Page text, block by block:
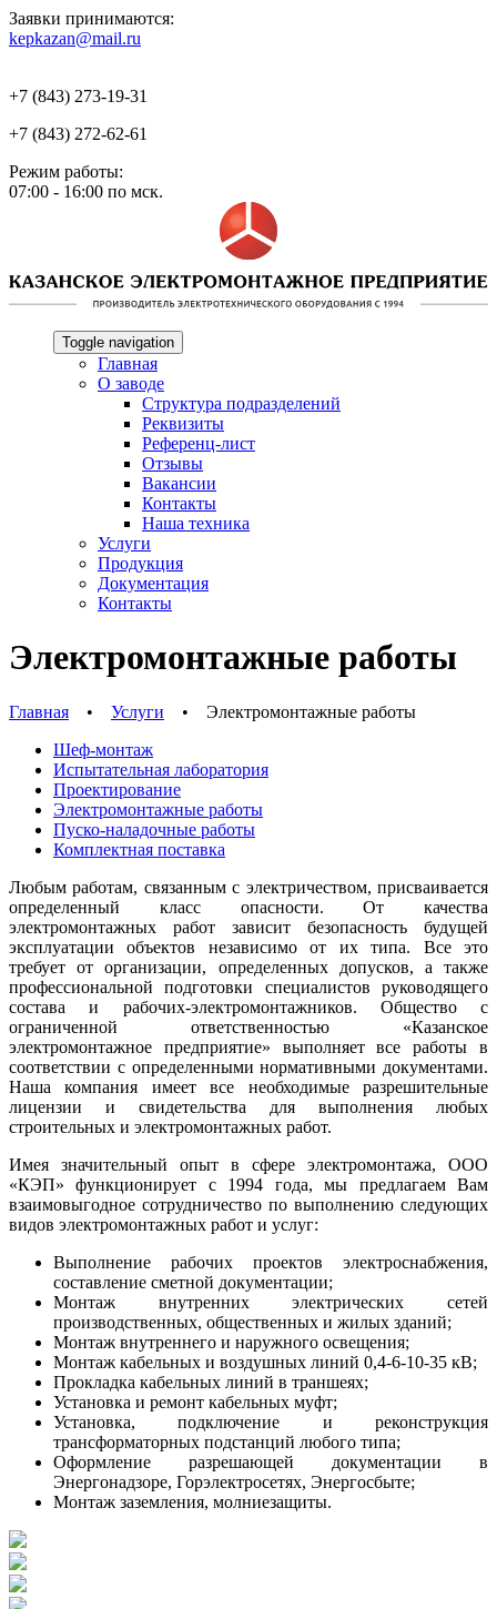
Заявки принимаются:
kepkazan@mail.ru
+7 (843) 273-19-31
+7 (843) 272-62-61
Режим работы:
07:00 - 16:00 по мск.
Toggle navigation
Главная
О заводе
Структура подразделений
Реквизиты
Референц-лист
Отзывы
Вакансии
Контакты
Наша техника
Услуги
Продукция
Документация
Контакты
Электромонтажные работы
Главная • Услуги • Электромонтажные работы
Шеф-монтаж
Испытательная лаборатория
Проектирование
Электромонтажные работы
Пуско-наладочные работы
Комплектная поставка
Любым работам, связанным с электричеством, присваивается
определенный класс опасности. От качества
электромонтажных работ зависит безопасность будущей
эксплуатации объектов независимо от их типа. Все это
требует от организации, определенных допусков, а также
профессиональной подготовки специалистов руководящего
состава и рабочих-электромонтажников. Общество с
ограниченной ответственностью «Казанское
электромонтажное предприятие» выполняет все работы в
соответствии с определенными нормативными документами.
Наша компания имеет все необходимые разрешительные
лицензии и свидетельства для выполнения любых
строительных и электромонтажных работ.
Имея значительный опыт в сфере электромонтажа, ООО
«КЭП» функционирует с 1994 года, мы предлагаем Вам
взаимовыгодное сотрудничество по выполнению следующих
видов электромонтажных работ и услуг:
Выполнение рабочих проектов электроснабжения,
составление сметной документации;
Монтаж внутренних электрических сетей
производственных, общественных и жилых зданий;
Монтаж внутреннего и наружного освещения;
Монтаж кабельных и воздушных линий 0,4-6-10-35 кВ;
Прокладка кабельных линий в траншеях;
Установка и ремонт кабельных муфт;
Установка, подключение и реконструкция
трансформаторных подстанций любого типа;
Оформление разрешающей документации в
Энергонадзоре, Горэлектросетях, Энергосбыте;
Монтаж заземления, молниезащиты.